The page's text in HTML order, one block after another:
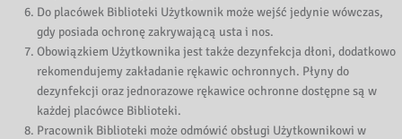
Do placówek Biblioteki Użytkownik może wejść jedynie wówczas,
gdy posiada ochronę zakrywającą usta i nos.
Obowiązkiem Użytkownika jest także dezynfekcja dłoni, dodatkowo
rekomendujemy zakładanie rękawic ochronnych. Płyny do
dezynfekcji oraz jednorazowe rękawice ochronne dostępne są w
każdej placówce Biblioteki.
Pracownik Biblioteki może odmówić obsługi Użytkownikowi w